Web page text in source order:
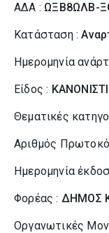
ΑΔΑ : ΩΞΒ8ΩΛΒ-
Κατάσταση :
Ημερομηνία
Είδος :
Θεματικές
Αριθμός
Ημερομηνία
Φορέας : ΔΗΜΟΣ
Οργανωτικές